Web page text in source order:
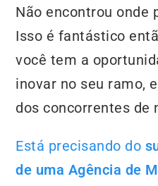
Não encontrou onde
Isso é fantástico
você tem a
inovar no seu ramo,
dos concorrentes de
Está precisando do
de uma Agência de